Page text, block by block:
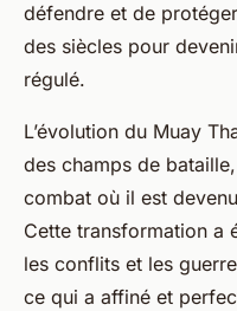
défendre et de
des siècles pour
régulé.
L’évolution du Muay
des champs de
combat où il est
Cette transformation a
les conflits et les
ce qui a affiné et